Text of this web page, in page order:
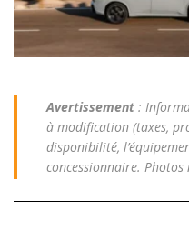
Avertissement :
à modification (taxes,
disponibilité,
concessionnaire.